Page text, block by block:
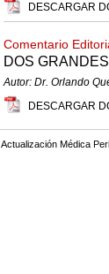
DESCARGAR
Comentario
DOS
Autor: Dr. Orlando
DESCARGAR
Actualización Médica